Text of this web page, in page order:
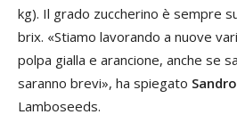
kg). Il grado zuccherino è sempre
brix. «Stiamo lavorando a nuove
polpa gialla e arancione, anche se
saranno brevi», ha spiegato
Lamboseeds.